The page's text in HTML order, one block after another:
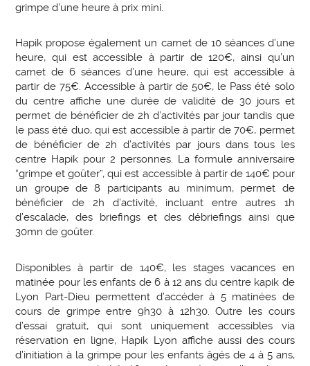
grimpe d’une heure à prix mini.
Hapik propose également un carnet de 10 séances d’une
heure, qui est accessible à partir de 120€, ainsi qu’un
carnet de 6 séances d’une heure, qui est accessible à
partir de 75€. Accessible à partir de 50€, le Pass été solo
du centre affiche une durée de validité de 30 jours et
permet de bénéficier de 2h d’activités par jour tandis que
le pass été duo, qui est accessible à partir de 70€, permet
de bénéficier de 2h d’activités par jours dans tous les
centre Hapik pour 2 personnes. La formule anniversaire
“grimpe et goûter”, qui est accessible à partir de 140€ pour
un groupe de 8 participants au minimum, permet de
bénéficier de 2h d’activité, incluant entre autres 1h
d’escalade, des briefings et des débriefings ainsi que
30mn de goûter.
Disponibles à partir de 140€, les stages vacances en
matinée pour les enfants de 6 à 12 ans du centre kapik de
Lyon Part-Dieu permettent d’accéder à 5 matinées de
cours de grimpe entre 9h30 à 12h30. Outre les cours
d’essai gratuit, qui sont uniquement accessibles via
réservation en ligne, Hapik Lyon affiche aussi des cours
d’initiation à la grimpe pour les enfants âgés de 4 à 5 ans,